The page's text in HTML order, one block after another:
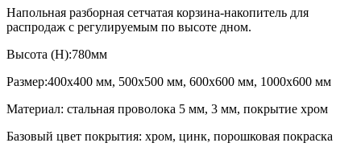
Напольная разборная сетчатая корзина-накопитель для
распродаж с регулируемым по высоте дном.
Высота (Н):780мм
Размер:400х400 мм, 500х500 мм, 600х600 мм, 1000х600 мм
Материал: стальная проволока 5 мм, 3 мм, покрытие хром
Базовый цвет покрытия: хром, цинк, порошковая покраска